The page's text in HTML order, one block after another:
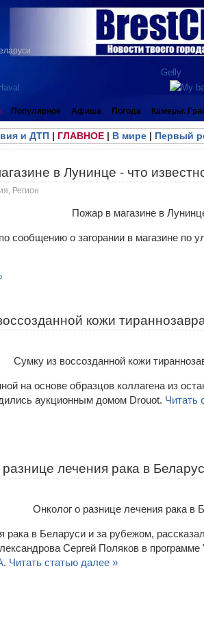
Популярное Афиша Погода Камеры.
и ДТП| ГЛАВНОЕ| В мире| Первый
в Лунинце - что
Регион
сообщению о загорании в магазине по
кожи
на основе образцов коллагена из
аукционным домом Drouot. Читать
лечения рака в
рака в Беларуси и за рубежом,
Сергей Поляков в
. Читать статью далее »